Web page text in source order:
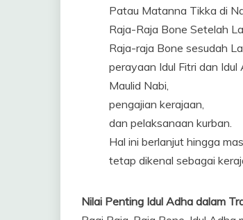
Patau Matanna Tikka di
Raja-Raja Bone Setelah
Raja-raja Bone sesudah
perayaan Idul Fitri dan Idul
Maulid Nabi,
pengajian kerajaan,
dan pelaksanaan kurban.
Hal ini berlanjut hingga
tetap dikenal sebagai
Nilai Penting Idul Adha dalam